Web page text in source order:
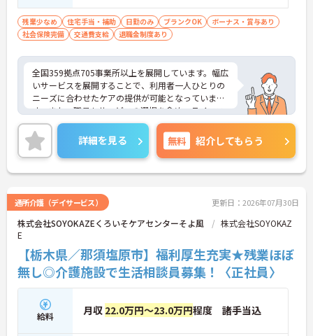
残業少なめ 住宅手当・補助 日勤のみ ブランクOK
ボーナス・賞与あり
社会保険完備
交通費支給 退職金制度あり
全国359拠点705事業所以上を展開しています。幅広
いサービスを展開することで、利用者一人ひとりの
ニーズに合わせたケアの提供が可能となっていま
す。また、職員もサービスの選択を含め、ライフス
タイルに合わせた働き方の選択肢が多くあります。
入社時研修はもちろん、サービス・職種ごとに研修
カリキュラムが整っており学び成長できる環境で
す。
すのでお気軽にお問い合わせください。
詳細を見る 無料 紹介してもらう
通所介護（デイサービス） 更新日：2026年07月30日
株式会社SOYOKAZEくろいそケアセンターそよ風
株式会社SOYOKAZ
E
【栃木県／那須塩原市】福利厚生充実★残業ほぼ
無し◎介護施設で生活相談員募集！〈正社員〉
給料 月収 22.0万円～23.0万円程度 諸手当込